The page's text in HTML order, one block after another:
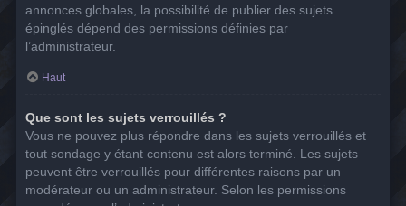
annonces globales, la possibilité de publier des sujets
épinglés dépend des permissions définies par
l’administrateur.
Haut
Que sont les sujets verrouillés ?
Vous ne pouvez plus répondre dans les sujets verrouillés et
tout sondage y étant contenu est alors terminé. Les sujets
peuvent être verrouillés pour différentes raisons par un
modérateur ou un administrateur. Selon les permissions